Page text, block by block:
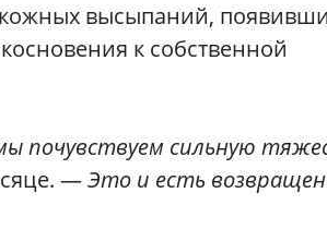
высыпаний,
к собственной
почувствуем сильную
—Это и есть